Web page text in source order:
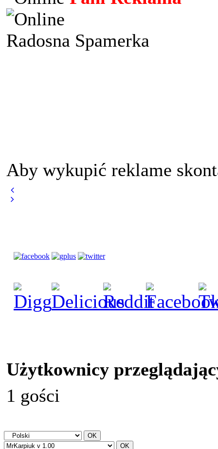
Radosna Spamerka
Aby wykupić reklame
Użytkownicy
1 gości